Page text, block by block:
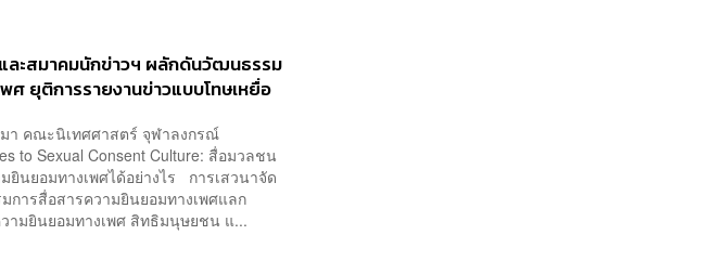
ละสมาคมนักข่าวฯ ผลักดันวัฒนธรรม
ยุติการรายงานข่าวแบบโทษเหยื่อ
า คณะนิเทศศาสตร์ จุฬาลงกรณ์
to Sexual Consent Culture: สื่อมวลชน
นยอมทางเพศได้อย่างไร การเสวนาจัด
ารสื่อสารความยินยอมทางเพศแลก
ามยินยอมทางเพศ สิทธิมนุษยชน แ...